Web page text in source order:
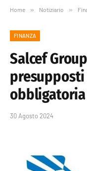
Home » Notiziario »
FINANZA
Salcef
presupposti
30 Agosto 2024